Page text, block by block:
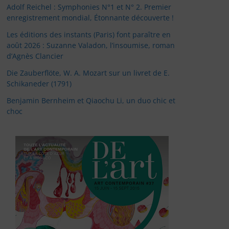
Adolf Reichel : Symphonies N°1 et N° 2. Premier
enregistrement mondial, Étonnante découverte !
Les éditions des instants (Paris) font paraître en
août 2026 : Suzanne Valadon, l’insoumise, roman
d’Agnès Clancier
Die Zauberflöte, W. A. Mozart sur un livret de E.
Schikaneder (1791)
Benjamin Bernheim et Qiaochu Li, un duo chic et
choc